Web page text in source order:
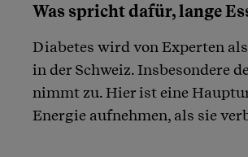
Was spricht dafür, lange
Diabetes wird von Experten
in der Schweiz. Insbesondere
nimmt zu. Hier ist eine
Energie aufnehmen, als sie